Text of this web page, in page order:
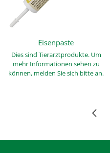
Eisenpaste
Dies sind Tierarztprodukte. Um
mehr Informationen sehen zu
können, melden Sie sich bitte an.